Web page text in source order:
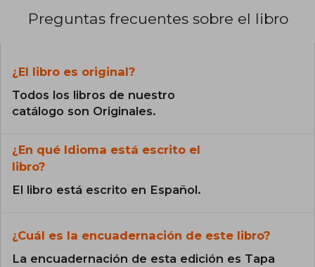
Preguntas frecuentes sobre el libro
¿El libro es original?
Todos los libros de nuestro
catálogo son Originales.
¿En qué Idioma está escrito el
libro?
El libro está escrito en Español.
¿Cuál es la encuadernación de este libro?
La encuadernación de esta edición es Tapa